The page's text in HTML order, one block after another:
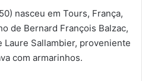
nasceu em Tours, França,
de Bernard François Balzac,
Sallambier, proveniente
com armarinhos.